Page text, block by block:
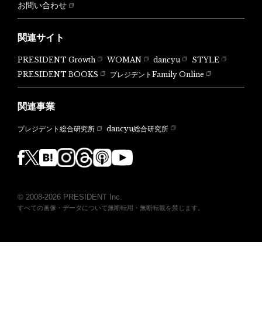
お問い合わせ
関連サイト
PRESIDENT Growth WOMAN dancyu
STYLE
PRESIDENT BOOKS
プレジデントFamily Online
関連事業
プレジデント総合研究所 dancyu総合研究所
© 2008-2026 PRESIDENT Inc.
すべての画像・データについて無断転用・無断転載を禁じます。